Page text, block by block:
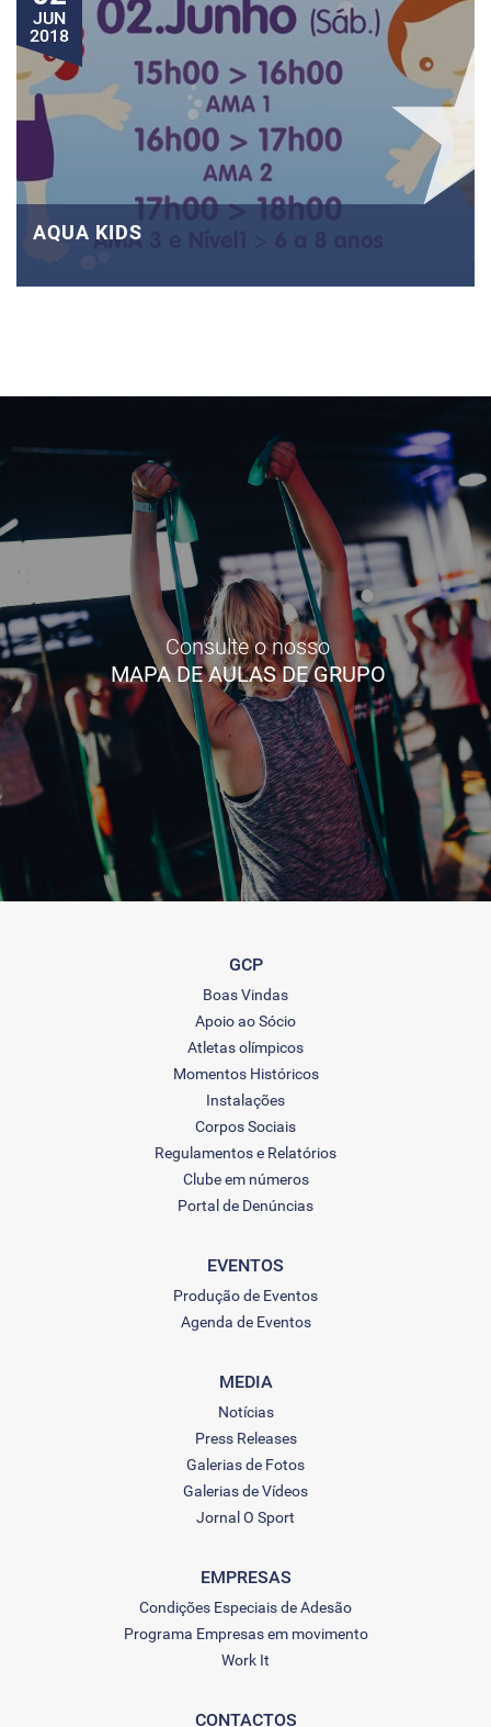
JUN
2018
AQUA KIDS
Consulte o nosso
MAPA DE AULAS DE GRUPO
GCP
Boas Vindas
Apoio ao Sócio
Atletas olímpicos
Momentos Históricos
Instalações
Corpos Sociais
Regulamentos e Relatórios
Clube em números
Portal de Denúncias
EVENTOS
Produção de Eventos
Agenda de Eventos
MEDIA
Notícias
Press Releases
Galerias de Fotos
Galerias de Vídeos
Jornal O Sport
EMPRESAS
Condições Especiais de Adesão
Programa Empresas em movimento
Work It
CONTACTOS